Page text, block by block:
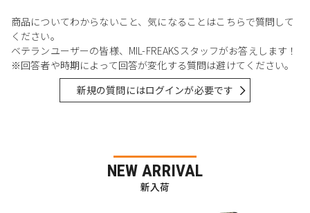
商品についてわからないこと、気になることはこちらで質問して
ください。
ベテランユーザーの皆様、MIL-FREAKSスタッフがお答えします！
※回答者や時期によって回答が変化する質問は避けてください。
新規の質問にはログインが必要です
NEW ARRIVAL
新入荷